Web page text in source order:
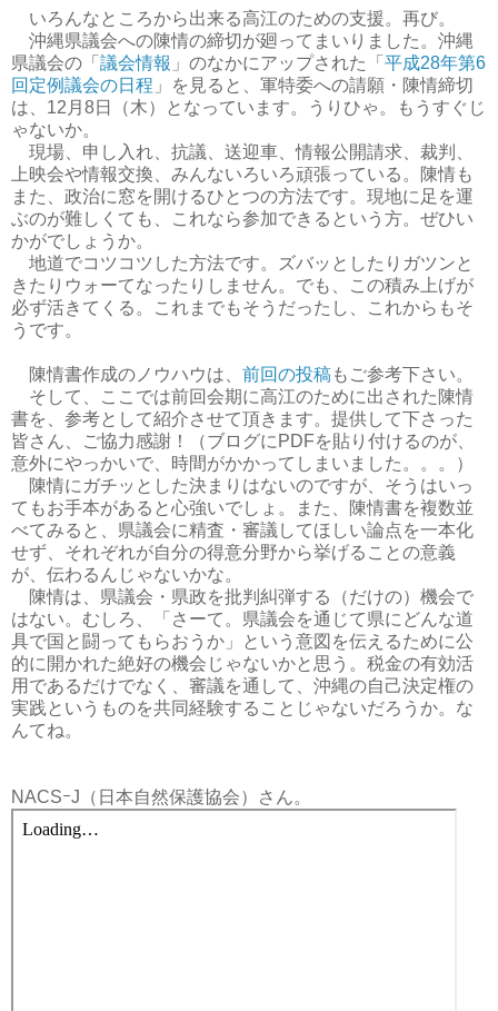
いろんなところから出来る高江のための支援。再び。
沖縄県議会への陳情の締切が廻ってまいりました。沖縄
県議会の「 議会情報 」のなかにアップされた「 平成28年第6
回定例議会の日程 」を見ると、軍特委への請願・陳情締切
は、12月8日（木）となっています。うりひゃ。もうすぐじ
ゃないか。
現場、申し入れ、抗議、送迎車、情報公開請求、裁判、
上映会や情報交換、みんないろいろ頑張っている。陳情も
また、政治に窓を開けるひとつの方法です。現地に足を運
ぶのが難しくても、これなら参加できるという方。ぜひい
かがでしょうか。
地道でコツコツした方法です。ズバッとしたりガツンと
きたりウォーてなったりしません。でも、この積み上げが
必ず活きてくる。これまでもそうだったし、これからもそ
うです。
陳情書作成のノウハウは、 前回の投稿もご参考下さい。
そして、ここでは前回会期に高江のために出された陳情
書を、参考として紹介させて頂きます。提供して下さった
皆さん、ご協力感謝！（ブログにPDFを貼り付けるのが、
意外にやっかいで、時間がかかってしまいました。。。）
陳情にガチッとした決まりはないのですが、そうはいっ
てもお手本があると心強いでしょ。また、陳情書を複数並
べてみると、県議会に精査・審議してほしい論点を一本化
せず、それぞれが自分の得意分野から挙げることの意義
が、伝わるんじゃないかな。
陳情は、県議会・県政を批判糾弾する（だけの）機会で
はない。むしろ、「さーて。県議会を通じて県にどんな道
具で国と闘ってもらおうか」という意図を伝えるために公
的に開かれた絶好の機会じゃないかと思う。税金の有効活
用であるだけでなく、審議を通して、沖縄の自己決定権の
実践というものを共同経験することじゃないだろうか。な
んてね。
NACSｰJ（日本自然保護協会）さん。